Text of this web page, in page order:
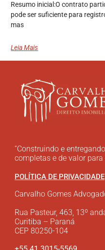
Resumo inicial:O contrato
pode ser suficiente para
mas
Leia Mais
“Construindo e
completas e de valor
POLÍTICA DE PRIVACIDADE
Carvalho Gomes
Rua Pasteur, 463, 13º
Curitiba – Paraná
CEP 80250-104